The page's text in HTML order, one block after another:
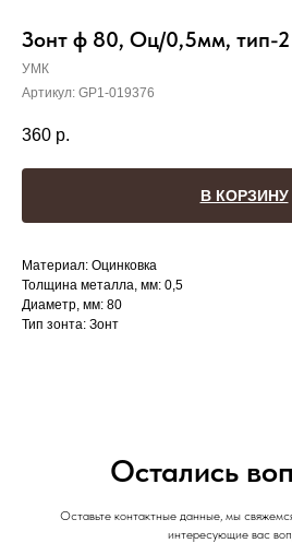
Зонт ф 80, Оц/0,5мм, тип-2
УМК
Артикул: GP1-019376
360 р.
В КОРЗИНУ
Материал: Оцинковка
Толщина металла, мм: 0,5
Диаметр, мм: 80
Тип зонта: Зонт
Остались
Оставьте контактные данные, мы
интересующие вас